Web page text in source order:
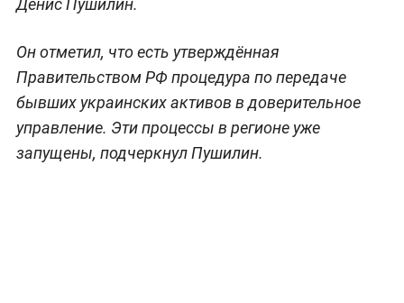
Денис Пушилин.
Он отметил, что есть утверждённая
Правительством РФ процедура по передаче
бывших украинских активов в доверительное
управление. Эти процессы в регионе уже
запущены, подчеркнул Пушилин.